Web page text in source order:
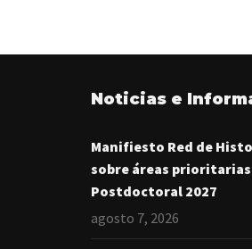
Noticias e
Manifiesto Red de
sobre áreas prioritarias
Postdoctoral 2027
agosto 7, 2026